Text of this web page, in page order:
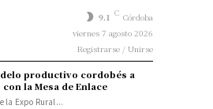
9.1 C Córdoba
viernes 7 agosto 2026
Registrarse / Unirse
productivo cordobés a
la Mesa de Enlace
la Expo Rural...